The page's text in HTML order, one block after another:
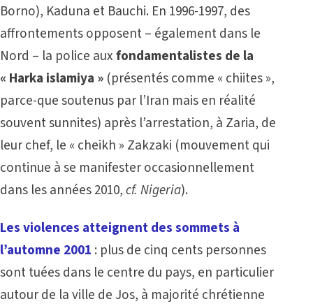
Borno), Kaduna et Bauchi. En 1996-1997, des
affrontements opposent – également dans le
Nord – la police auxfondamentalistes de la
« Harka islamiya » (présentés comme « chiites »,
parce-que soutenus par l’Iran mais en réalité
souvent sunnites) après l’arrestation, à Zaria, de
leur chef, le « cheikh » Zakzaki (mouvement qui
continue à se manifester occasionnellement
dans les années 2010,cf. Nigeria).
Les violences atteignent des sommets à
l’automne 2001 : plus de cinq cents personnes
sont tuées dans le centre du pays, en particulier
autour de la ville de Jos, à majorité chrétienne